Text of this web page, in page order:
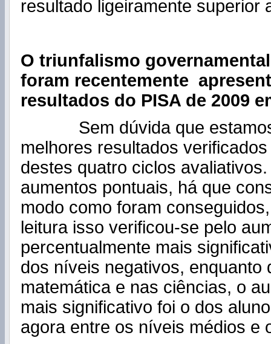
resultado ligeiramente superior
O triunfalismo
foram recentemente
resultados do PISA de 2009
Sem dúvida que
melhores resultados
destes quatro ciclos
aumentos pontuais, há que
modo como foram
leitura isso verificou-se pelo
percentualmente mais
dos níveis negativos, enquanto
matemática e nas ciências, o
mais significativo foi o dos
agora entre os níveis médios e